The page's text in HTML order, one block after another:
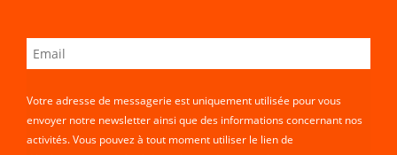
Votre adresse de messagerie est uniquement utilisée pour vous
envoyer notre newsletter ainsi que des informations concernant nos
activités. Vous pouvez à tout moment utiliser le lien de